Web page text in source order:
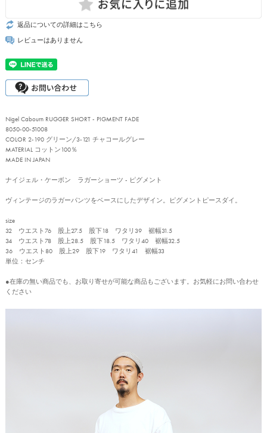
返品についての詳細はこちら
レビューはありません
Nigel Cabourn RUGGER SHORT - PIGMENT FADE
8050-00-51008
COLOR 2-190 グリーン/3-121 チャコールグレー
MATERIAL コットン100％
MADE IN JAPAN
ナイジェル・ケーボン ラガーショーツ - ピグメント
ヴィンテージのラガーパンツをベースにしたデザイン。ピグメントピースダイ。
size
32 ウエスト76 股上27.5 股下18 ワタリ39 裾幅31.5
34 ウエスト78 股上28.5 股下18.5 ワタリ40 裾幅32.5
36 ウエスト80 股上29 股下19 ワタリ41 裾幅33
単位：センチ
●在庫の無い商品でも、お取り寄せが可能な商品もございます。お気軽にお問い合わせ
ください